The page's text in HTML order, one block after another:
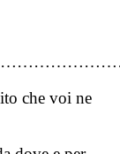
che voi ne